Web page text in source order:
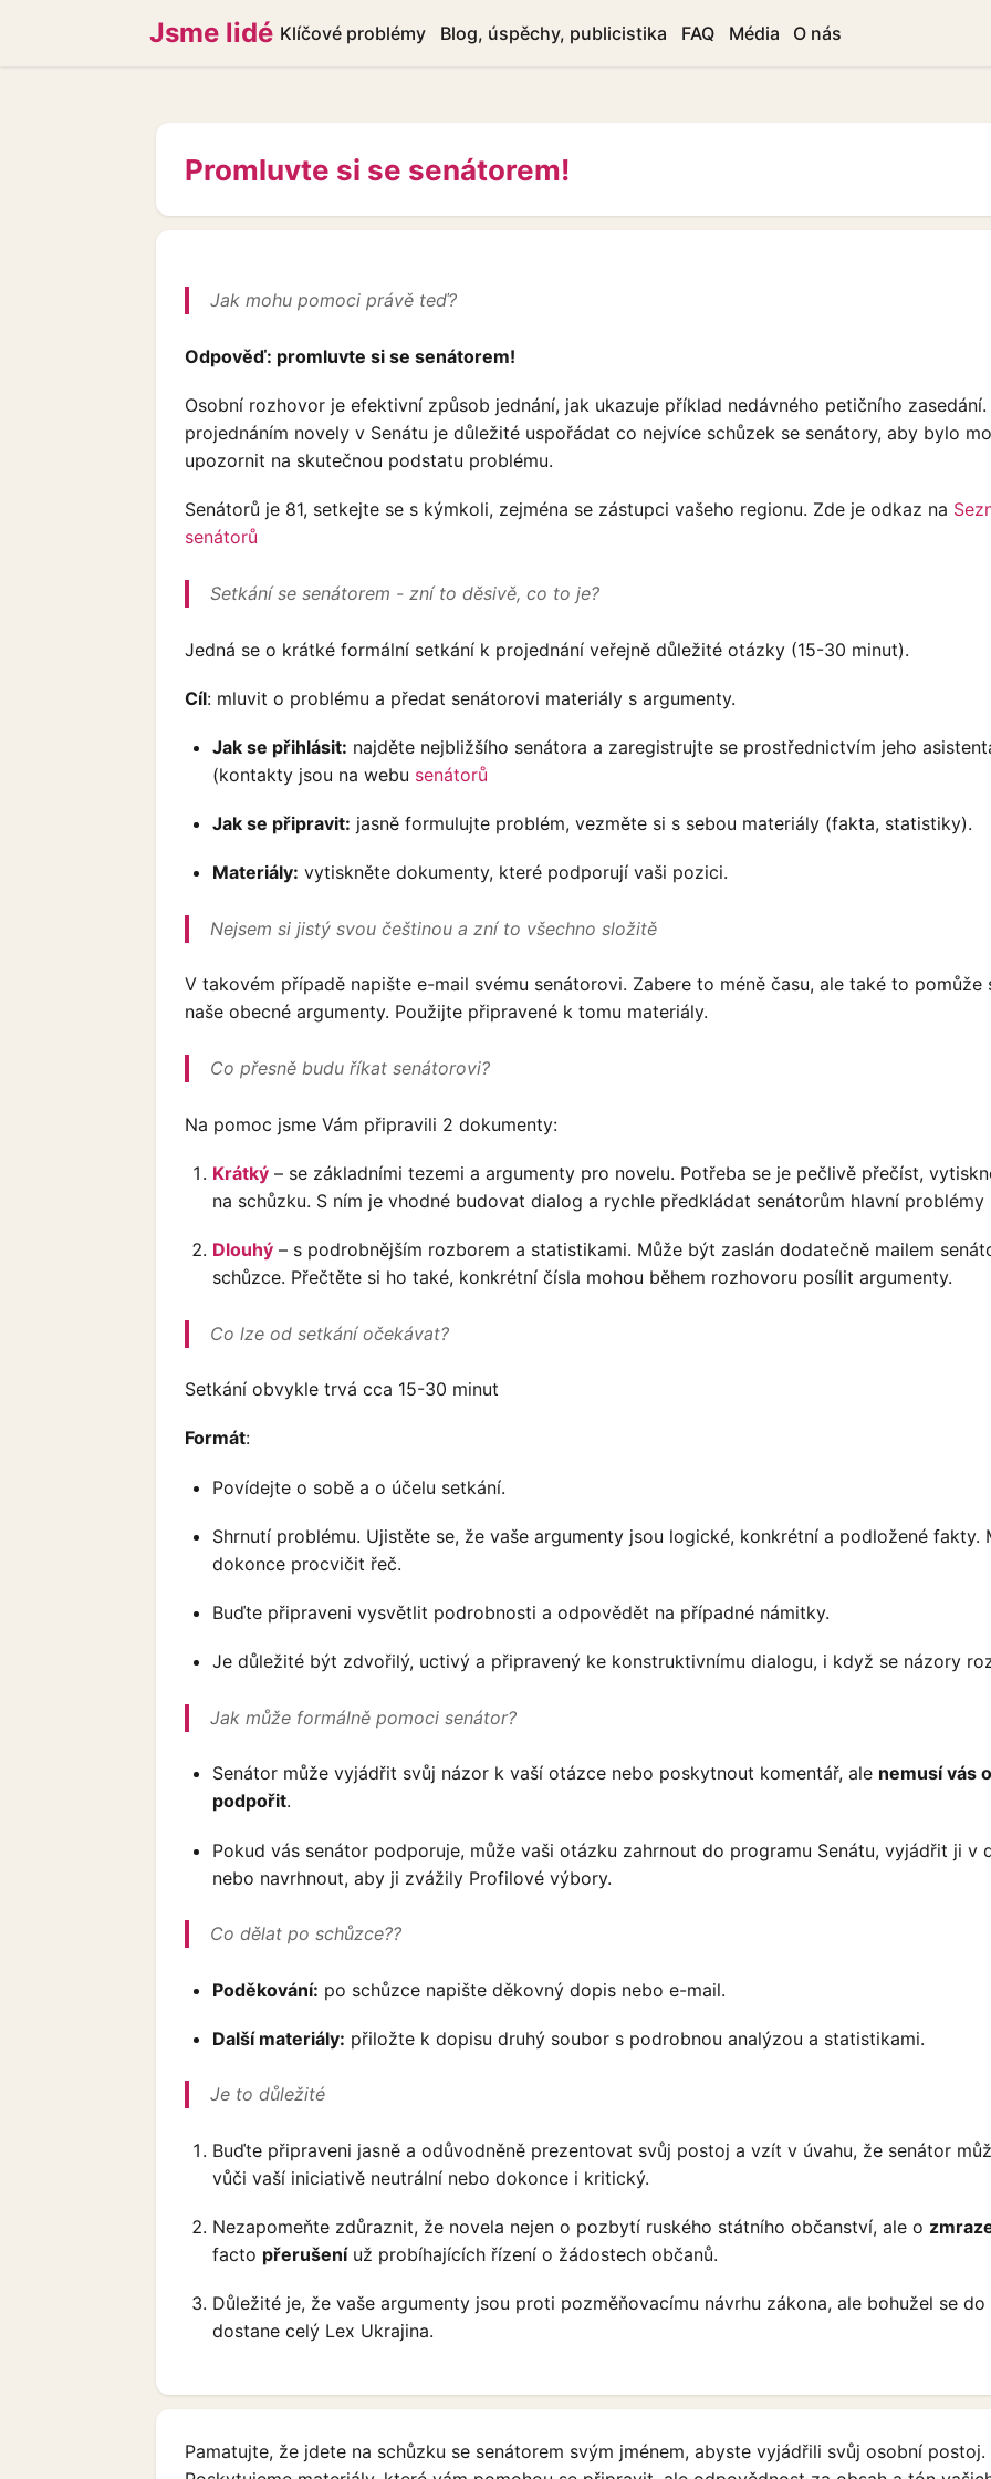
Jsme lidé Klíčové problémy Blog, úspěchy, publicistika FAQ Média O nás
Promluvte si se senátorem!
Jak mohu pomoci právě teď?
Odpověď: promluvte si se senátorem!
Osobní rozhovor je efektivní způsob jednání, jak ukazuje příklad nedávného petičního zasedání.
projednáním novely v Senátu je důležité uspořádat co nejvíce schůzek se senátory, aby bylo
upozornit na skutečnou podstatu problému.
Senátorů je 81, setkejte se s kýmkoli, zejména se zástupci vašeho regionu. Zde je odkaz na
senátorů
Setkání se senátorem - zní to děsivě, co to je?
Jedná se o krátké formální setkání k projednání veřejně důležité otázky (15-30 minut).
Cíl: mluvit o problému a předat senátorovi materiály s argumenty.
Jak se přihlásit: najděte nejbližšího senátora a zaregistrujte se prostřednictvím jeho
(kontakty jsou na webu senátorů
Jak se připravit: jasně formulujte problém, vezměte si s sebou materiály (fakta, statistiky).
Materiály: vytiskněte dokumenty, které podporují vaši pozici.
Nejsem si jistý svou češtinou a zní to všechno složitě
V takovém případě napište e-mail svému senátorovi. Zabere to méně času, ale také to pomůže
naše obecné argumenty. Použijte připravené k tomu materiály.
Co přesně budu říkat senátorovi?
Na pomoc jsme Vám připravili 2 dokumenty:
Krátký – se základními tezemi a argumenty pro novelu. Potřeba se je pečlivě přečíst,
na schůzku. S ním je vhodné budovat dialog a rychle předkládat senátorům hlavní problémy
Dlouhý – s podrobnějším rozborem a statistikami. Může být zaslán dodatečně mailem
schůzce. Přečtěte si ho také, konkrétní čísla mohou během rozhovoru posílit argumenty.
Co lze od setkání očekávat?
Setkání obvykle trvá cca 15-30 minut
Formát:
Povídejte o sobě a o účelu setkání.
Shrnutí problému. Ujistěte se, že vaše argumenty jsou logické, konkrétní a podložené fakty.
dokonce procvičit řeč.
Buďte připraveni vysvětlit podrobnosti a odpovědět na případné námitky.
Je důležité být zdvořilý, uctivý a připravený ke konstruktivnímu dialogu, i když se názory
Jak může formálně pomoci senátor?
Senátor může vyjádřit svůj názor k vaší otázce nebo poskytnout komentář, ale nemusí vás
podpořit.
Pokud vás senátor podporuje, může vaši otázku zahrnout do programu Senátu, vyjádřit ji v
nebo navrhnout, aby ji zvážily Profilové výbory.
Co dělat po schůzce??
Poděkování: po schůzce napište děkovný dopis nebo e-mail.
Další materiály: přiložte k dopisu druhý soubor s podrobnou analýzou a statistikami.
Je to důležité
Buďte připraveni jasně a odůvodněně prezentovat svůj postoj a vzít v úvahu, že senátor
vůči vaší iniciativě neutrální nebo dokonce i kritický.
Nezapomeňte zdůraznit, že novela nejen o pozbytí ruského státního občanství, ale o
facto přerušeníuž probíhajících řízení o žádostech občanů.
Důležité je, že vaše argumenty jsou proti pozměňovacímu návrhu zákona, ale bohužel se do
dostane celý Lex Ukrajina.
Pamatujte, že jdete na schůzku se senátorem svým jménem, abyste vyjádřili svůj osobní postoj.